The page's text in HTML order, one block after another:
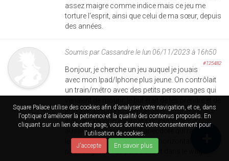
Square Palace utilise des cookies afin d'analyser votre navigation, et ce, dans
l'optique d'améliorer la petinence et la qualité des contenus proposés. En
cliquant sur un lien de cette page, vous donnez votre consentement pour
l'utilisation de cookies.
J'accepte
En savoir plus
assez maigre comme indice mais ce jeu me
torture l'esprit, ainsi que celui de ma sœur, depuis
des années.
Soumis par Cassandrele lun 06/11/2023 à 16h50
#125482
Bonjour, je cherche un jeu auquel je jouais
avec mon Ipad/Iphone plus jeune. On contrôlait
un train/métro avec des petits personnages qui
les faire descendre au bon arrêt. Le conducteur
était une faucheuse il me semble. Il me semble
aussi qu'on pouvait lire l'anecdote qui raconte
leur mort. On tenait l'écran à l'horizontale et on
pouvait glisser les perso direct dans le wagon.